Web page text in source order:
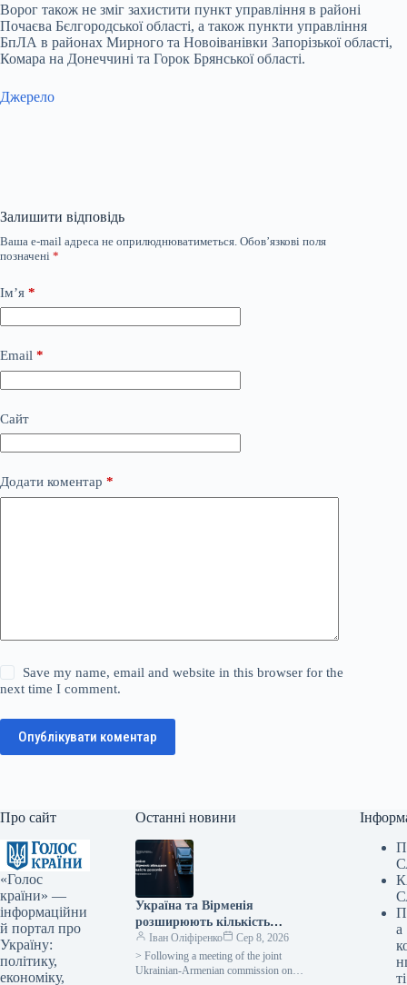
Ворог також не зміг захистити пункт управління в районі
Почаєва Бєлгородської області, а також пункти управління
БпЛА в районах Мирного та Новоіванівки Запорізької області,
Комара на Донеччині та Горок Брянської області.
Джерело
Залишити відповідь
Ваша e-mail адреса не оприлюднюватиметься. Обов’язкові поля
позначені *
Ім’я *
Email *
Сайт
Додати коментар *
Save my name, email and website in this browser for the
next time I comment.
Опублікувати коментар
Про сайт
«Голос
країни» —
інформаційни
й портал про
Україну:
політику,
економіку,
Останні новини
Україна та Вірменія
розширюють кількість
дозволів для міжнародних
автомобільних перевезень,
додаючи 600 одиниць
Іван Оліфіренко
Сер 8, 2026
> Following a meeting of the joint
Ukrainian-Armenian commission on
а
ті